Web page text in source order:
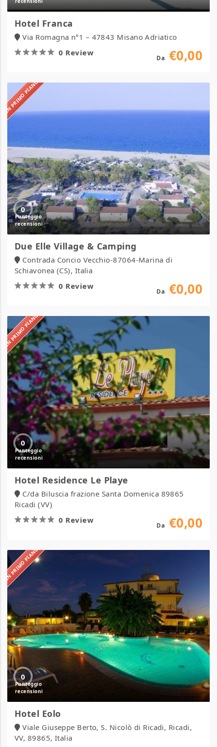
Hotel Franca
Via Romagna n°1 – 47843 Misano Adriatico
0 Review
Da €0,00
IN PRIMO PIANO
0
Village
Due Elle Village & Camping
Contrada Concio Vecchio-87064-Marina di
Schiavonea (CS), Italia
0 Review
Da €0,00
IN PRIMO PIANO
0
Residence
Le
Playe
Hotel Residence Le Playe
C/da Biluscia frazione Santa Domenica 89865
Ricadi (VV)
0 Review
Da €0,00
IN PRIMO PIANO
0
Hotel Eolo
Viale Giuseppe Berto, S. Nicolò di Ricadi, Ricadi,
VV, 89865, Italia